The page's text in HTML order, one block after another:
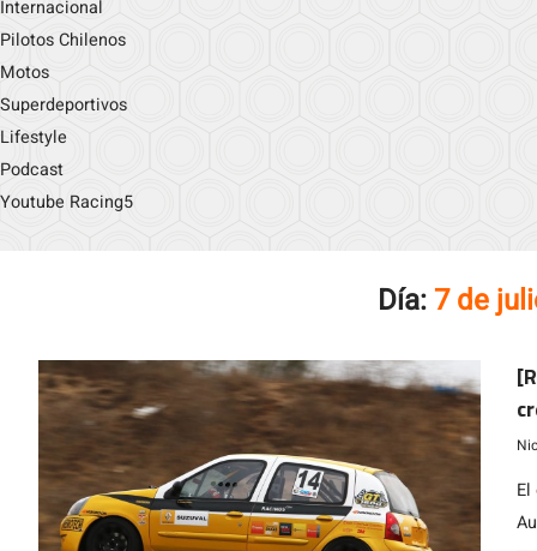
Internacional
Pilotos Chilenos
Motos
Superdeportivos
Lifestyle
Podcast
Youtube Racing5
Día: 7 de